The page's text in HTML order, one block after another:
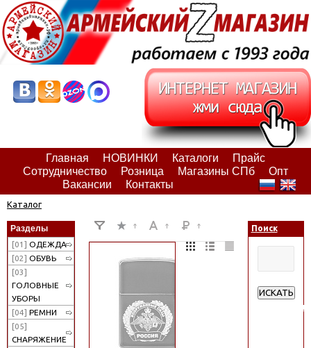
Главная НОВИНКИ Каталоги
Прайс
Сотрудничество
Розница Магазины СПб
Опт
Вакансии
Контакты
Каталог
Разделы
[01] ОДЕЖДА
[02] ОБУВЬ
[03]
ГОЛОВНЫЕ
УБОРЫ
[04] РЕМНИ
[05]
СНАРЯЖЕНИЕ
Поиск
ИСКАТЬ